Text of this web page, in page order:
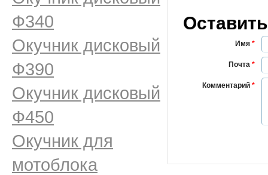
Имя *
Почта *
Комментарий *
Ф340
Окучник дисковый
Ф390
Окучник дисковый
Ф450
Окучник для
мотоблока